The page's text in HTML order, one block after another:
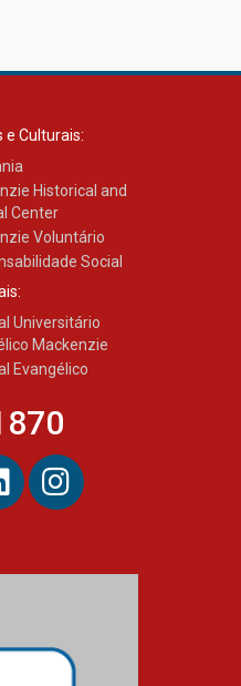
e Culturais:
Historical and
Center
Voluntário
Social
Universitário
Mackenzie
Evangélico